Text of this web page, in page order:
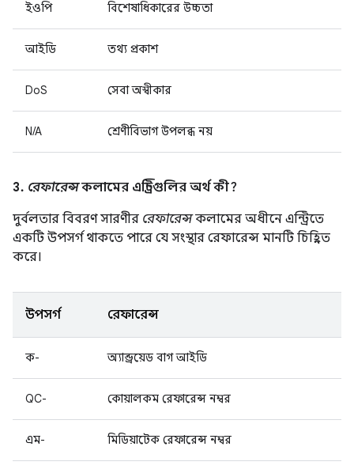
ইওপি বিশেষাধিকারের উচ্চতা
আইডি তথ্য প্রকাশ
DoS সেবা অস্বীকার
N/A শ্রেণীবিভাগ উপলব্ধ নয়
3. রেফারেন্সকলামের এন্ট্রিগুলির অর্থ কী?
দুর্বলতার বিবরণ সারণীর রেফারেন্সকলামের অধীনে এন্ট্রিতে
একটি উপসর্গ থাকতে পারে যে সংস্থার রেফারেন্স মানটি চিহ্নিত
করে।
উপসর্গ রেফারেন্স
ক- অ্যান্ড্রয়েড বাগ আইডি
QC- কোয়ালকম রেফারেন্স নম্বর
এম- মিডিয়াটেক রেফারেন্স নম্বর